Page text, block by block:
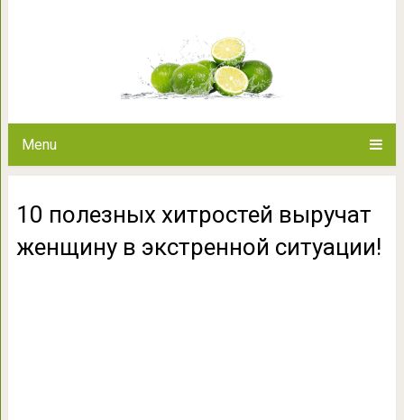
Menu
10 полезных хитростей выручат
женщину в экстренной ситуации!